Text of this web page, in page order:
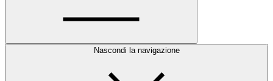
Nascondi la navigazione